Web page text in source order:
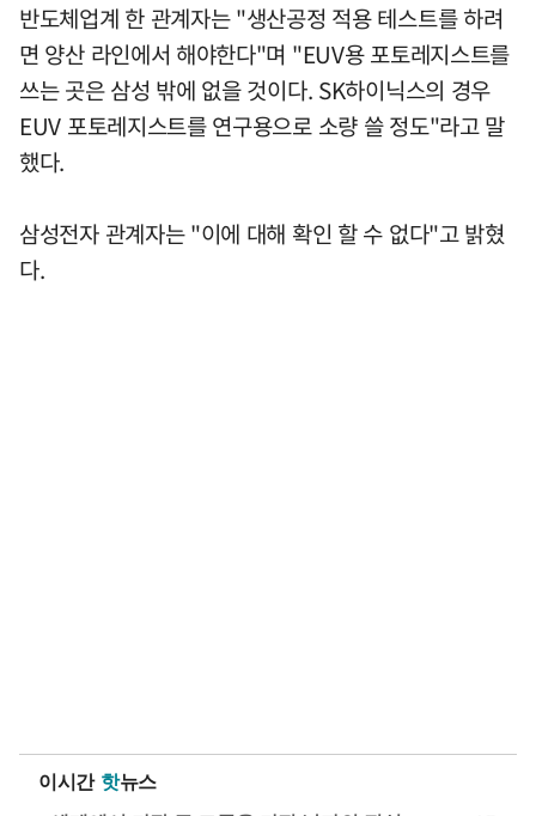
반도체업계 한 관계자는 "생산공정 적용 테스트를 하려
면 양산 라인에서 해야한다"며 "EUV용 포토레지스트를
쓰는 곳은 삼성 밖에 없을 것이다. SK하이닉스의 경우
EUV 포토레지스트를 연구용으로 소량 쓸 정도"라고 말
했다.
삼성전자 관계자는 "이에 대해 확인 할 수 없다"고 밝혔
다.
이시간 핫뉴스